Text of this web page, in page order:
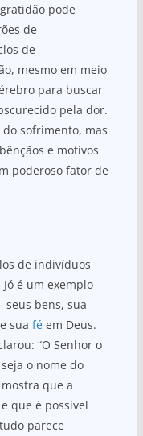
pode
de
de
mesmo em meio
para buscar
pela dor.
sofrimento, mas
e motivos
poderoso fator de
de indivíduos
é um exemplo
bens, sua
sua féem Deus.
“O Senhor o
o nome do
que a
que é possível
parece